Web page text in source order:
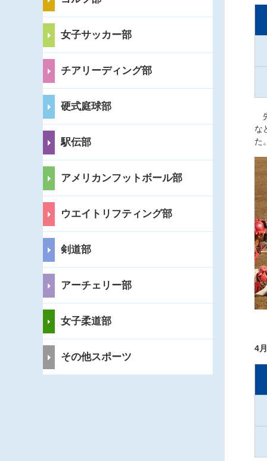
女子サッカー部
チアリーディング部
硬式庭球部
駅伝部
アメリカンフットボール部
ウエイトリフティング部
剣道部
アーチェリー部
女子柔道部
その他スポーツ
な
た
4